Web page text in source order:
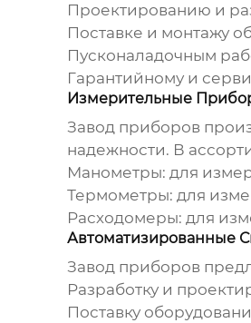
Проектированию и
Поставке и монтажу
Пусконаладочным
Гарантийному и
Измерительные
Завод приборов
надежности. В
Манометры: для
Термометры: для
Расходомеры: для
Автоматизированные
Завод приборов
Разработку и
Поставку